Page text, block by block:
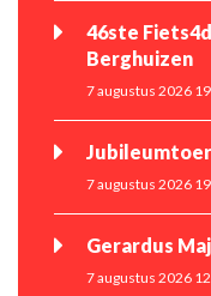
46ste
Berghuizen
7 augustus 2026
7 augustus 2026
Gerardus
7 augustus 2026